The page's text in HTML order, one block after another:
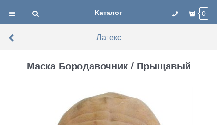
Каталог 0
Латекс
Маска Бородавочник / Прыщавый